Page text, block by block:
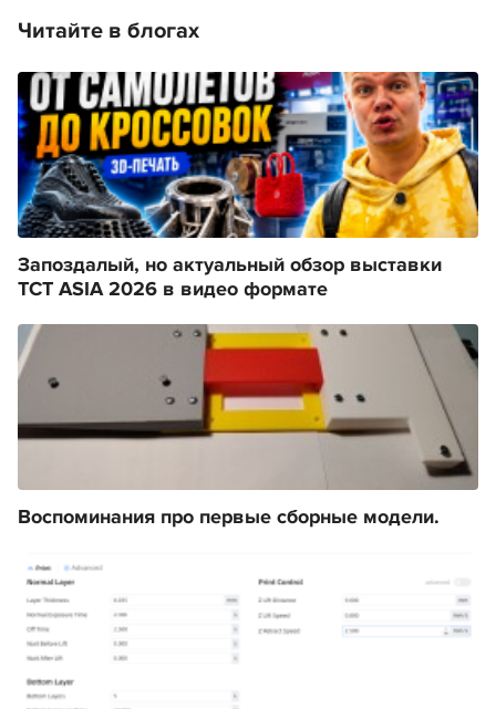
Читайте в блогах
Запоздалый, но актуальный обзор выставки
TCT ASIA 2026 в видео формате
Воспоминания про первые сборные модели.